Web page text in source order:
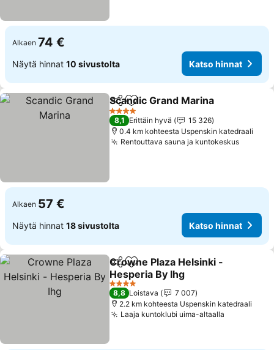
Alkaen 74 €
Näytä hinnat 10 sivustolta Katso hinnat
Jaa Lisää suosikkeihin
Scandic Grand Marina
4 Tähtiluokitus
8,1 Erittäin hyvä
15 326
0.4 km kohteesta Uspenskin katedraali
Rentouttava sauna ja kuntokeskus
Alkaen 57 €
Näytä hinnat 18 sivustolta Katso hinnat
Jaa Lisää suosikkeihin
Crowne Plaza Helsinki -
Hesperia By Ihg
4 Tähtiluokitus
8,8 Loistava
7 007
2.2 km kohteesta Uspenskin katedraali
Laaja kuntoklubi uima-altaalla